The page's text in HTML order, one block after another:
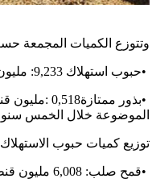
وتتوزع الكميات المجمعة
•حبوب استهلاك 9,233: مليون قنطار
•بذور ممتازة: 0,518
الموضوعة خلال الخمس
توزيع كميات حبوب
•قمح صلب: 6,008 مليون قنطار